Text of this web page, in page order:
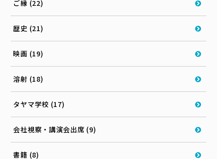
ご縁 (22)
歴史 (21)
映画 (19)
溶射 (18)
タヤマ学校 (17)
会社視察・講演会出席 (9)
書籍 (8)